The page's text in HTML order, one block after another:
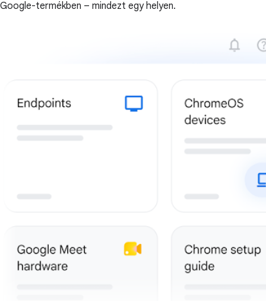
Google-termékben – mindezt egy helyen.